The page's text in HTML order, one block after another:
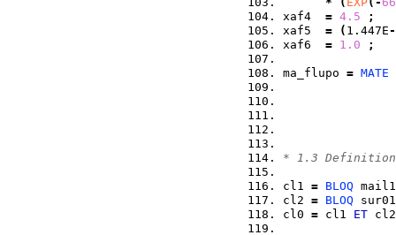
xaf4 = 4.5
;
xaf5 = ( 1.447E-
xaf6 = 1.0 ;
ma_flupo = MATE
* 1.3 Definition
cl1 = BLOQ
cl2 = BLOQ
cl0 = cl1 ET